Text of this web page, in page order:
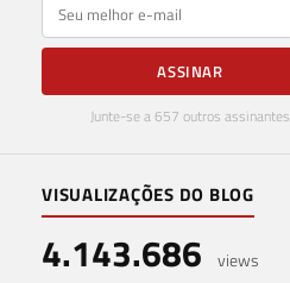
ASSINAR
Junte-se a 657 outros assinantes
VISUALIZAÇÕES DO BLOG
4.143.686 views